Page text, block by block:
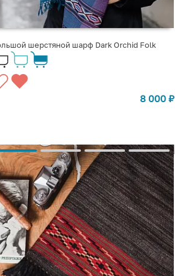
шерстяной шарф Dark Orchid Folk
8 000 ₽